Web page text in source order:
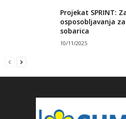
Projekat SPRINT:
osposobljavanja
sobarica
10/11/2025